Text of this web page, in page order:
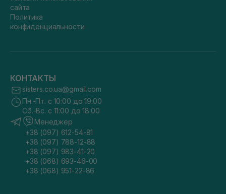
сайта
Политика
конфиденциальности
КОНТАКТЫ
sisters.co.ua@gmail.com
Пн.-Пт. с 10:00 до 19:00
Сб.-Вс. с 11:00 до 18:00
Менеджер
+38 (097) 612-54-81
+38 (097) 788-12-88
+38 (097) 983-41-20
+38 (068) 693-46-00
+38 (068) 951-22-86